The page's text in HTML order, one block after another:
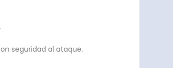
seguridad al ataque.